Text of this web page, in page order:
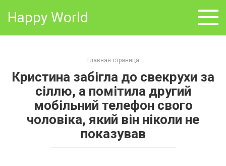
Happy World
Главная страница
Кристина забігла до свекрухи за
сіллю, а помітила другий
мобільний телефон свого
чоловіка, який він ніколи не
показував